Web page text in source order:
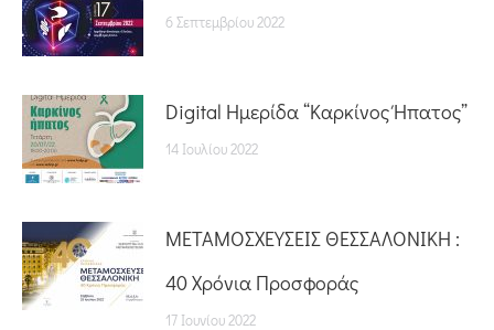
6 Σεπτεμβρίου 2022
Digital Ημερίδα “Καρκίνος Ήπατος”
14 Ιουλίου 2022
ΜΕΤΑΜΟΣΧΕΥΣΕΙΣ ΘΕΣΣΑΛΟΝΙΚΗ :
40 Χρόνια Προσφοράς
17 Ιουνίου 2022